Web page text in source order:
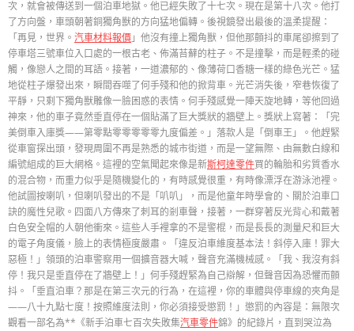
次，就會被傳送到一個泊車地獄。他已經失敗了十七次。現在是第十八次。他打
了方向盤，車頭朝著銅獨角獸的方向猛地偏轉。後視鏡發出最後的溫柔提醒：
「再見，世界。 汽車材料報價」他沒有撞上獨角獸，但他那顫抖的車尾卻擦到了
停車塔三號車位入口處的一根古老、佈滿苔蘚的柱子。不是撞擊，而是輕柔的碰
觸，像戀人之間的耳語。接著，一道濃郁的、像薄荷口香糖一樣的綠色光芒。猛
地從柱子爆發出來，瞬間吞噬了何手殘和他的掀背車。光芒消失後，窄巷恢復了
平靜，只剩下獨角獸雕像一臉困惑的表情。何手殘感覺一陣天旋地轉，等他回過
神來，他的車子竟然垂直停在一個貼滿了巨大獎狀的牆壁上。獎狀上寫著：「完
美倒車入庫獎——第零點零零零零零九度偏差。」落款人是「倒車王」。他趕緊
從車窗探出頭，發現周圍不再是熟悉的城市街道，而是一望無際、由無數白線和
編號組成的巨大網格。這裡的空氣聞起來像是新斯柯達零件買的輪胎和劣質香水
的混合物，而重力似乎是隨機變化的，有時感覺很重，有時像漂浮在游泳池裡。
他試圖按喇叭，但喇叭發出的不是「叭叭」，而是他童年時學會的、關於泊車口
訣的魔性兒歌。四面八方傳來了刺耳的剎車聲，接著，一群穿著反光背心和戴著
白色安全帽的人朝他衝來。這些人手裡拿的不是警棍，而是長長的測量尺和巨大
的電子角度儀，臉上的表情極度嚴肅。「違反泊車維度基本法！斜停入庫！罪大
惡極！」領頭的泊車警察用一個擴音器大喊，聲音充滿機械感。「我、我沒有斜
停！我只是垂直停在了牆壁上！」何手殘趕緊為自己辯解，但聲音因為恐懼而顫
抖。「垂直泊車？那是在第三次元的行為，在這裡，你的車體與停車線的夾角是
——八十九點七度！按照維度法則，你必須接受懲罰！」懲罰的內容是：無限次
觀看一部名為**《新手泊車七百次失敗集汽車零件錦》的紀錄片，直到哭泣為